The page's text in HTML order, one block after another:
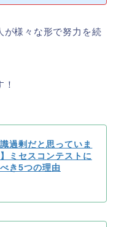
が様々な形で努力を続
識過剰だと思っていま
ミセスコンテストに
き5つの理由